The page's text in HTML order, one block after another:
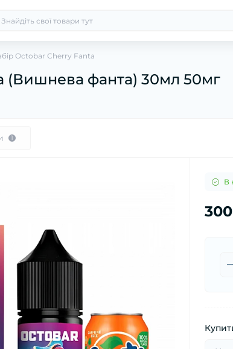
Octobar Cherry Fanta
(Вишнева фанта) 30мл 50мг
1
В